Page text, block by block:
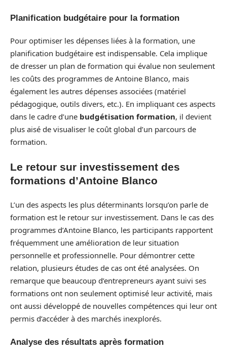
Planification budgétaire pour la formation
Pour optimiser les dépenses liées à la formation, une
planification budgétaire est indispensable. Cela implique
de dresser un plan de formation qui évalue non seulement
les coûts des programmes de Antoine Blanco, mais
également les autres dépenses associées (matériel
pédagogique, outils divers, etc.). En impliquant ces aspects
dans le cadre d’une budgétisation formation, il devient
plus aisé de visualiser le coût global d’un parcours de
formation.
Le retour sur investissement des
formations d’Antoine Blanco
L’un des aspects les plus déterminants lorsqu’on parle de
formation est le retour sur investissement. Dans le cas des
programmes d’Antoine Blanco, les participants rapportent
fréquemment une amélioration de leur situation
personnelle et professionnelle. Pour démontrer cette
relation, plusieurs études de cas ont été analysées. On
remarque que beaucoup d’entrepreneurs ayant suivi ses
formations ont non seulement optimisé leur activité, mais
ont aussi développé de nouvelles compétences qui leur ont
permis d’accéder à des marchés inexplorés.
Analyse des résultats après formation